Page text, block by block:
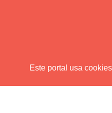
Este portal usa